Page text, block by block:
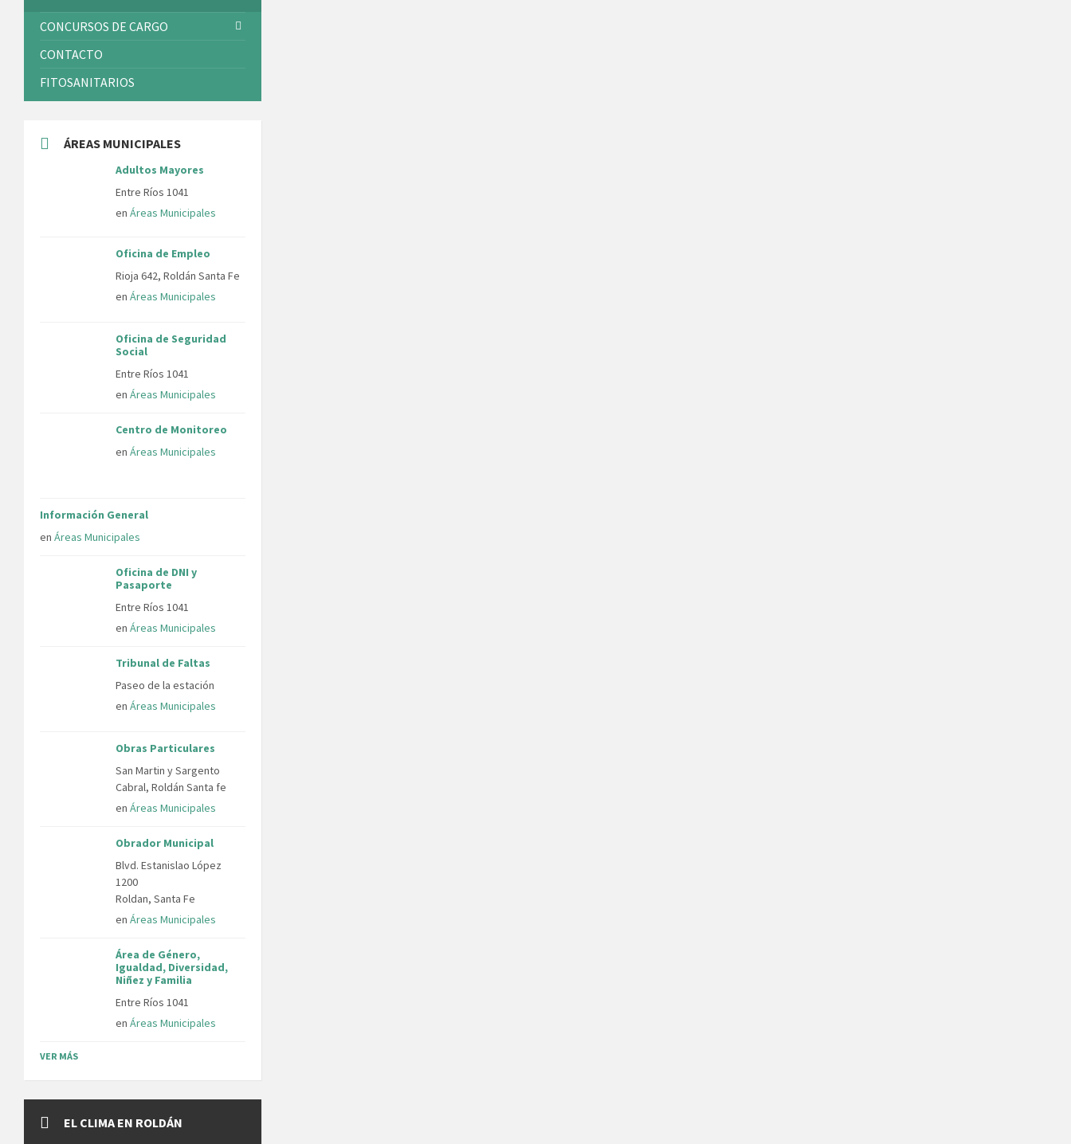
CONCURSOS DE CARGO
CONTACTO
FITOSANITARIOS
ÁREAS MUNICIPALES
Adultos Mayores
Entre Ríos 1041
en Áreas Municipales
Oficina de Empleo
Rioja 642, Roldán Santa Fe
en Áreas Municipales
Oficina de Seguridad
Social
Entre Ríos 1041
en Áreas Municipales
Centro de Monitoreo
en Áreas Municipales
Información General
en Áreas Municipales
Oficina de DNI y
Pasaporte
Entre Ríos 1041
en Áreas Municipales
Tribunal de Faltas
Paseo de la estación
en Áreas Municipales
Obras Particulares
San Martin y Sargento
Cabral, Roldán Santa fe
en Áreas Municipales
Obrador Municipal
Blvd. Estanislao López
1200
Roldan, Santa Fe
en Áreas Municipales
Área de Género,
Igualdad, Diversidad,
Niñez y Familia
Entre Ríos 1041
en Áreas Municipales
VER MÁS
EL CLIMA EN ROLDÁN